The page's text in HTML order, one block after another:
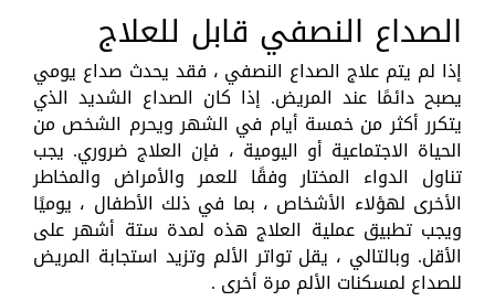
الصداع النصفي قابل للعلاج
إذا لم يتم علاج الصداع النصفي ، فقد يحدث صداع يومي
يصبح دائمًا عند المريض. إذا كان الصداع الشديد الذي
يتكرر أكثر من خمسة أيام في الشهر ويحرم الشخص من
الحياة الاجتماعية أو اليومية ، فإن العلاج ضروري. يجب
تناول الدواء المختار وفقًا للعمر والأمراض والمخاطر
الأخرى لهؤلاء الأشخاص ، بما في ذلك الأطفال ، يوميًا
ويجب تطبيق عملية العلاج هذه لمدة ستة أشهر على
الأقل. وبالتالي ، يقل تواتر الألم وتزيد استجابة المريض
للصداع لمسكنات الألم مرة أخرى .